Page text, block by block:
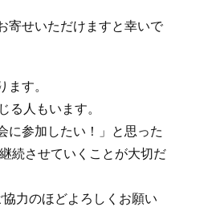
寄せいただけますと幸いで
ます。
る人もいます。
に参加したい！」と思った
続させていくことが大切だ
力のほどよろしくお願い